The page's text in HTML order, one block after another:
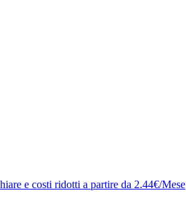
e costi ridotti a partire da 2.44€/Mese